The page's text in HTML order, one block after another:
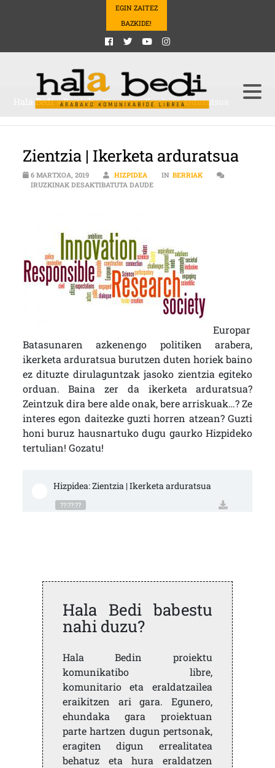
EGIN ZAITEZ
BAZKIDE!
Hala Bedi>Berriak>Zientzia | Ikerketa arduratsua
Zientzia | Ikerketa arduratsua
6 MARTXOA, 2019 HIZPIDEA IN BERRIAK
IRUZKINAK DESAKTIBATUTA DAUDEZIENTZIA | IKERKETA ARDURATSUA
Europar
Batasunaren azkenengo politiken arabera,
ikerketa arduratsua burutzen duten horiek baino
ez dituzte dirulaguntzak jasoko zientzia egiteko
orduan. Baina zer da ikerketa arduratsua?
Zeintzuk dira bere alde onak, bere arriskuak…? Ze
interes egon daitezke guzti horren atzean? Guzti
honi buruz hausnartuko dugu gaurko Hizpideko
tertulian! Gozatu!
Hizpidea: Zientzia | Ikerketa arduratsua
??:??:??
Hala Bedi babestu
nahi duzu?
Hala Bedin proiektu
komunikatibo libre,
komunitario eta eraldatzailea
eraikitzen ari gara. Egunero,
ehundaka gara proiektuan
parte hartzen dugun pertsonak,
eragiten digun errealitatea
behatuz eta hura eraldatzen